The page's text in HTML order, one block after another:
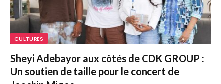
CULTURES
Sheyi Adebayor aux côtés de CDK GROUP :
Un soutien de taille pour le concert de